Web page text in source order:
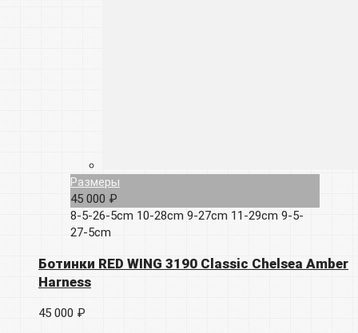
Размеры
45 000 ₽
8-5-26-5cm 10-28cm 9-27cm 11-29cm 9-5-
27-5cm
Ботинки RED WING 3190 Classic Chelsea Amber
Harness
45 000 ₽